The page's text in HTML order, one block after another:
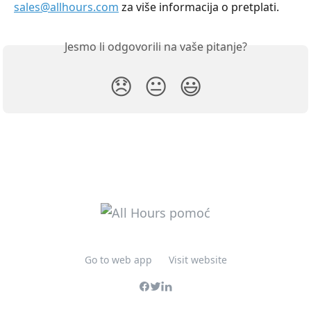
sales@allhours.com za više informacija o pretplati.
Jesmo li odgovorili na vaše pitanje?
😞 😐 😃
Go to web app Visit website